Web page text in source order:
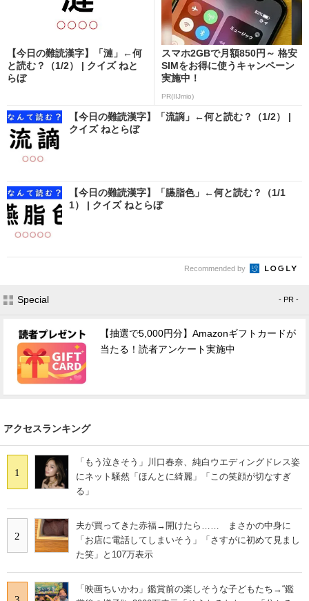
【今日の難読漢字】「漣」←何
と読む？（1/2） | クイズ ねと
らぼ
スマホ2GBで月額850円～ 格安
SIMをお得に使うキャンペーン
実施中！
PR(IIJmio)
【今日の難読漢字】「流謫」←何と読む？（1/2） |
クイズ ねとらぼ
【今日の難読漢字】「臙脂色」←何と読む？（1/1
1） | クイズ ねとらぼ
Recommended by
Special - PR -
【抽選で5,000円分】Amazonギフトカードが
当たる！読者アンケート実施中
アクセスランキング
1
「もう泣きそう」川口春奈、純白ウエディングドレス姿
にネット騒然「ほんとに綺麗」「この笑顔が切なすぎ
る」
2
夫が買ってきた赤福→開けたら…… まさかの中身に
「お店に電話してしまいそう」「さすがに初めて見まし
た笑」と107万表示
「映画ちいかわ」鑑賞前の楽しそうな子どもたち→“鑑